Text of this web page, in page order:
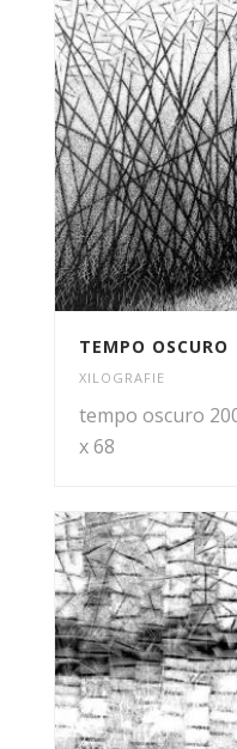
TEMPO OSCURO
XILOGRAFIE
tempo oscuro
x 68